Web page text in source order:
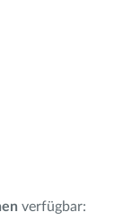
verfügbar: